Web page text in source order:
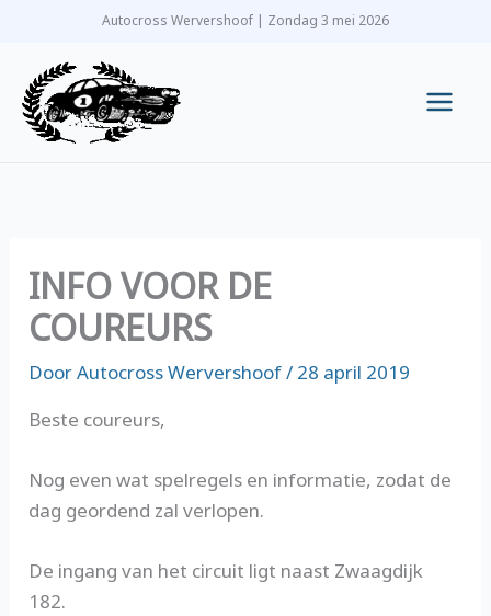
inhoud
Autocross Wervershoof | Zondag 3 mei 2026
INFO VOOR DE
COUREURS
DoorAutocross Wervershoof/ 28 april 2019
Beste coureurs,
Nog even wat spelregels en informatie, zodat de
dag geordend zal verlopen.
De ingang van het circuit ligt naast Zwaagdijk
182.